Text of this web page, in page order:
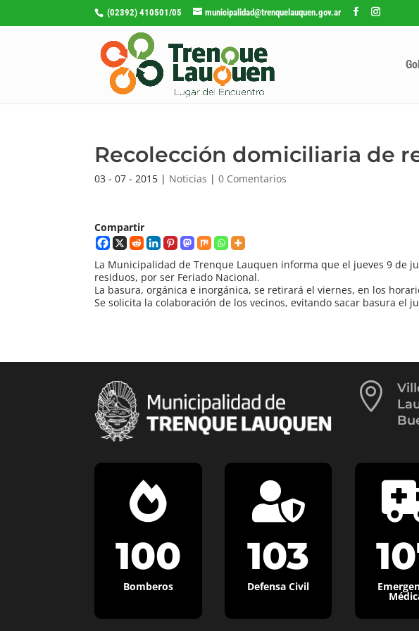
(02392) 410501/05 municipalidad@trenquelauquen.gov.ar
Recolección domiciliaria de
03 - 07 - 2015 | Noticias |0 Comentarios
Compartir
La Municipalidad de Trenque Lauquen informa que el jueves 9 de
residuos, por ser Feriado Nacional.
La basura, orgánica e inorgánica, se retirará el viernes, en los
Se solicita la colaboración de los vecinos, evitando sacar basura el


100
Bomberos

103
Defensa Civil